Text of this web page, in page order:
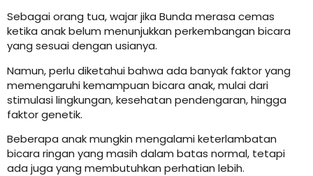
Sebagai orang tua, wajar jika Bunda merasa cemas
ketika anak belum menunjukkan perkembangan bicara
yang sesuai dengan usianya.
Namun, perlu diketahui bahwa ada banyak faktor yang
memengaruhi kemampuan bicara anak, mulai dari
stimulasi lingkungan, kesehatan pendengaran, hingga
faktor genetik.
Beberapa anak mungkin mengalami keterlambatan
bicara ringan yang masih dalam batas normal, tetapi
ada juga yang membutuhkan perhatian lebih.